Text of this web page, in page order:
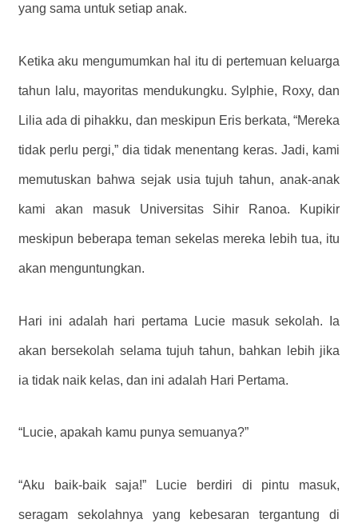
yang sama untuk setiap anak.
Ketika aku mengumumkan hal itu di pertemuan keluarga
tahun lalu, mayoritas mendukungku. Sylphie, Roxy, dan
Lilia ada di pihakku, dan meskipun Eris berkata, “Mereka
tidak perlu pergi,” dia tidak menentang keras. Jadi, kami
memutuskan bahwa sejak usia tujuh tahun, anak-anak
kami akan masuk Universitas Sihir Ranoa. Kupikir
meskipun beberapa teman sekelas mereka lebih tua, itu
akan menguntungkan.
Hari ini adalah hari pertama Lucie masuk sekolah. Ia
akan bersekolah selama tujuh tahun, bahkan lebih jika
ia tidak naik kelas, dan ini adalah Hari Pertama.
“Lucie, apakah kamu punya semuanya?”
“Aku baik-baik saja!” Lucie berdiri di pintu masuk,
seragam sekolahnya yang kebesaran tergantung di